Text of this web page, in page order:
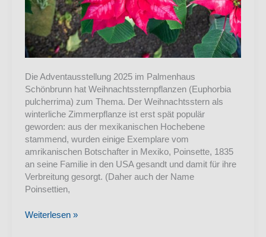
Die Adventausstellung 2025 im Palmenhaus
Schönbrunn hat Weihnachtssternpflanzen (Euphorbia
pulcherrima) zum Thema. Der Weihnachtsstern als
winterliche Zimmerpflanze ist erst spät populär
geworden: aus der mexikanischen Hochebene
stammend, wurden einige Exemplare vom
amrikanischen Botschafter in Mexiko, Poinsette, 1835
an seine Familie in den USA gesandt und damit für ihre
Verbreitung gesorgt. (Daher auch der Name
Poinsettien,
Sternenzauber
Weiterlesen »